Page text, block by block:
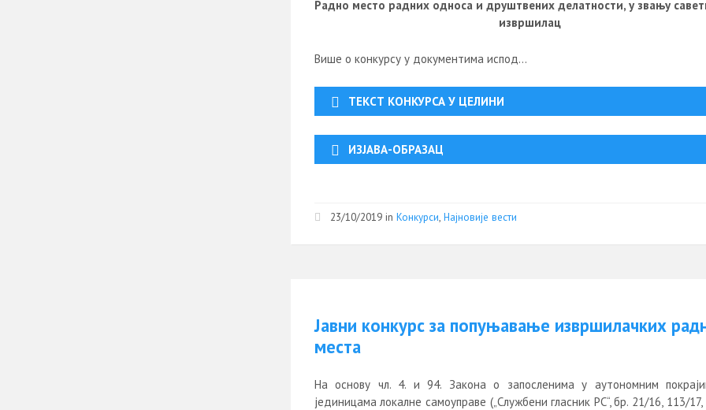
Радно место радних односа и друштвених делатности, у звању
извршилац
Више о конкурсу у документима испод…
ТЕКСТ КОНКУРСА У ЦЕЛИНИ
ИЗЈАВА-ОБРАЗАЦ
23/10/2019in Конкурси, Најновије вести
Јавни конкурс за попуњавање извршилачких
места
На основу чл. 4. и 94. Закона о запосленима у аутономним
јединицама локалне самоуправе („Службени гласник РС“, бр. 21/16, 113/